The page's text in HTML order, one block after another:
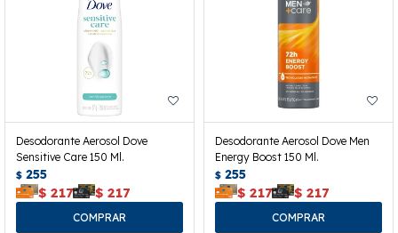
Desodorante Aerosol Dove
Sensitive Care 150 Ml.
$ 255
$ 217 $ 217
Desodorante Aerosol Dove Men
Energy Boost 150 Ml.
$ 255
$ 217 $ 217